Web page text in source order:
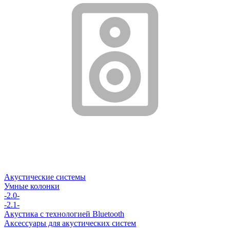
Акустические системы
Умные колонки
-2.0-
-2.1-
Акустика с технологией Bluetooth
Аксессуары для акустических систем